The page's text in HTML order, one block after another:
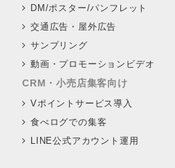
DM/ポスター/パンフレット
交通広告・屋外広告
サンプリング
動画・プロモーションビデオ
CRM・小売店集客向け
Vポイントサービス導入
食べログでの集客
LINE公式アカウント運用